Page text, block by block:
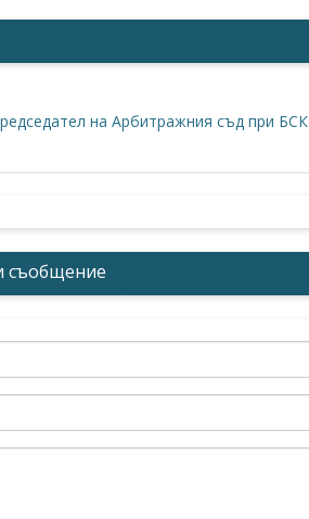
на Арбитражния съд при БСК
съобщение